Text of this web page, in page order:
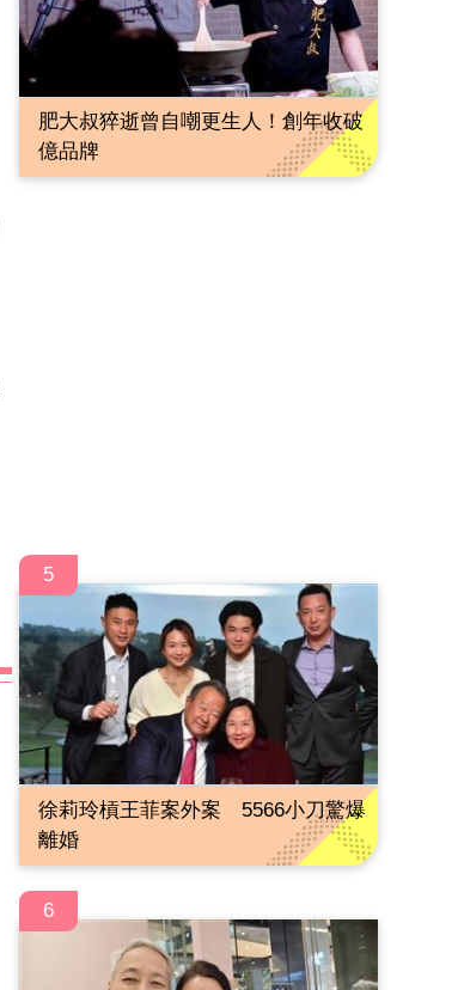
肥大叔猝逝曾自嘲更生人！創年收破
億品牌
5
徐莉玲槓王菲案外案 5566小刀驚爆
離婚
6